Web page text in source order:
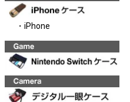
・iPhone